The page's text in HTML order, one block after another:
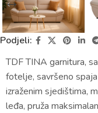
Podjeli:
TDF TINA garnitura,
fotelje, savršeno
izraženim sjedištima,
leđa, pruža